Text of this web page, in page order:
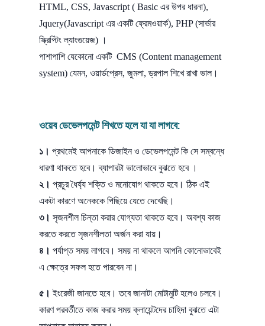
HTML, CSS, Javascript ( Basic এর উপর ধারনা),
Jquery(Javascript এর একটি ফ্রেমওয়ার্ক), PHP (সার্ভার
স্ক্রিপ্টিং ল্যাংগুয়েজ) ।
পাশাপাশি যেকোনো একটি CMS (Content management
system) যেমন, ওয়ার্ডপ্রেস, জুমলা, ড্রপাল শিখে রাখা ভাল।
ওয়েব ডেভেলপমেন্ট শিখতে হলে যা যা লাগবে:
১। প্রথমেই আপনাকে ডিজাইন ও ডেভেলপমেন্ট কি সে সম্বন্ধে
ধারণা থাকতে হবে। ব্যাপারটা ভালোভাবে বুঝতে হবে ।
২। প্রচুর ধৈর্য্য শক্তি ও মনোযোগ থাকতে হবে। ঠিক এই
একটা কারণে অনেককে পিছিয়ে যেতে দেখেছি।
৩। সৃজনশীল চিন্তা করার যোগ্যতা থাকতে হবে। অবশ্য কাজ
করতে করতে সৃজনশীলতা অর্জন করা যায়।
৪। পর্যাপ্ত সময় লাগবে। সময় না থাকলে আপনি কোনোভাবেই
এ ক্ষেত্রে সফল হতে পারবেন না।
৫। ইংরেজী জানতে হবে। তবে জানাটা মোটামুটি হলেও চলবে।
কারণ পরবর্তীতে কাজ করার সময় ক্লায়েন্টদের চাহিদা বুঝতে এটা